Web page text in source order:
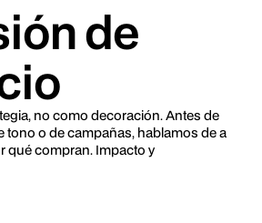
de
no como decoración. Antes de
tono o de campañas, hablamos de a
qué compran. Impacto y